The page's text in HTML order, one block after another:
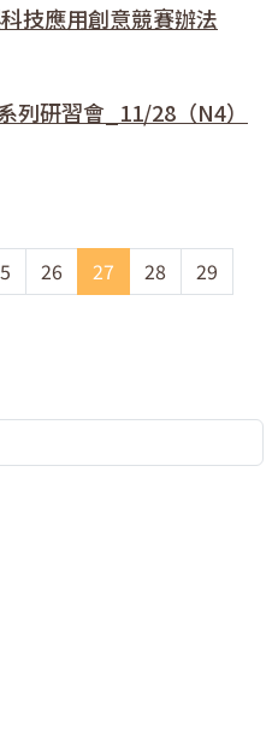
技應用創意競賽辦法
列研習會_11/28（N4）
26 27 28
29